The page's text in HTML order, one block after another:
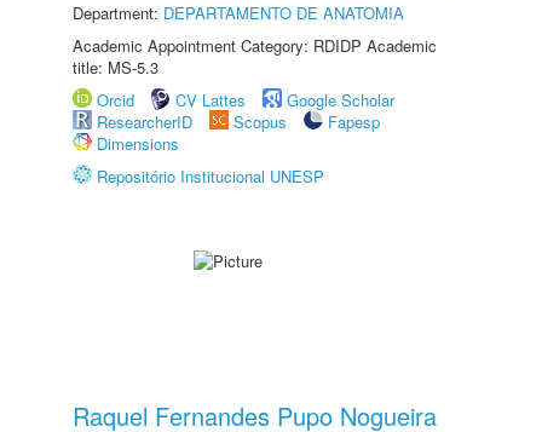
Department: DEPARTAMENTO DE ANATOMIA
Academic Appointment Category: RDIDP Academic
title: MS-5.3
Orcid
CV Lattes
Google Scholar
ResearcherID
Scopus
Fapesp
Dimensions
Repositório Institucional UNESP
Raquel Fernandes Pupo Nogueira